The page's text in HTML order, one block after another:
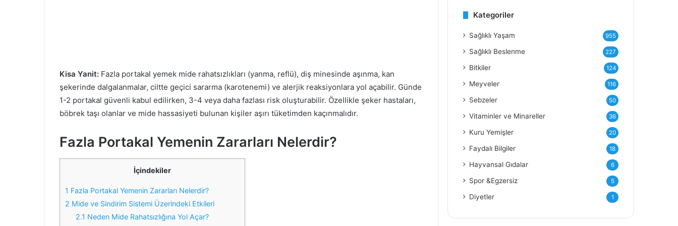
Kisa Yanit: Fazla portakal yemek mide rahatsızlıkları (yanma, reflü), diş minesinde aşınma, kan
şekerinde dalgalanmalar, ciltte geçici sararma (karotenemi) ve alerjik reaksiyonlara yol açabilir. Günde
1-2 portakal güvenli kabul edilirken, 3-4 veya daha fazlası risk oluşturabilir. Özellikle şeker hastaları,
böbrek taşı olanlar ve mide hassasiyeti bulunan kişiler aşırı tüketimden kaçınmalıdır.
Fazla Portakal Yemenin Zararları Nelerdir?
İçindekiler
1 Fazla Portakal Yemenin Zararları Nelerdir?
2 Mide ve Sindirim Sistemi Üzerindeki Etkileri
2.1 Neden Mide Rahatsızlığına Yol Açar?
e
Kategoriler
Sağlıklı Yaşam 955
Sağlıklı Beslenme 227
Bitkiler 124
Meyveler 116
Sebzeler 50
Vitaminler ve Minareller 36
Kuru Yemişler 20
Faydalı Bilgiler 18
Hayvansal Gıdalar 6
Spor &Egzersiz 5
Diyetler 1